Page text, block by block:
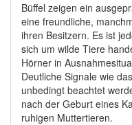
Büffel zeigen ein
eine freundliche,
ihren Besitzern. Es ist
sich um wilde Tiere
Hörner in
Deutliche Signale wie
unbedingt beachtet
nach der Geburt eines
ruhigen Muttertieren.